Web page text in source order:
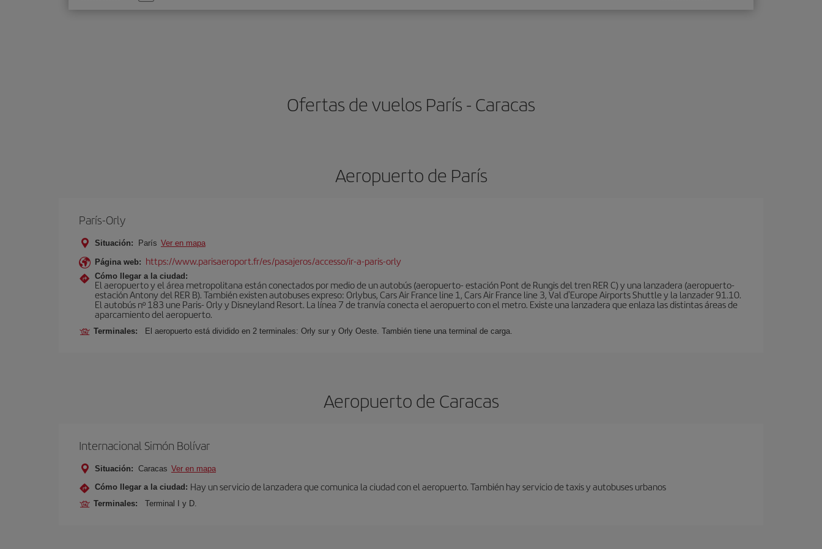
una
opción
Ofertas de vuelos París - Caracas
Aeropuerto de París
París-Orly
Situación: París Ver en mapa
Página web: https://www.parisaeroport.fr/es/pasajeros/accesso/ir-a-paris-orly
Cómo llegar a la ciudad:
El aeropuerto y el área metropolitana están conectados por medio de un autobús (aeropuerto- estación Pont de Rungis del tren RER C) y una lanzadera (aeropuerto-
estación Antony del RER B). También existen autobuses expreso: Orlybus, Cars Air France line 1, Cars Air France line 3, Val d'Europe Airports Shuttle y la lanzader 91.10.
El autobús nº 183 une Paris- Orly y Disneyland Resort. La línea 7 de tranvía conecta el aeropuerto con el metro. Existe una lanzadera que enlaza las distintas áreas de
aparcamiento del aeropuerto.
Terminales: El aeropuerto está dividido en 2 terminales: Orly sur y Orly Oeste. También tiene una terminal de carga.
Aeropuerto de Caracas
Internacional Simón Bolívar
Situación: Caracas Ver en mapa
Cómo llegar a la ciudad: Hay un servicio de lanzadera que comunica la ciudad con el aeropuerto. También hay servicio de taxis y autobuses urbanos
Terminales: Terminal I y D.